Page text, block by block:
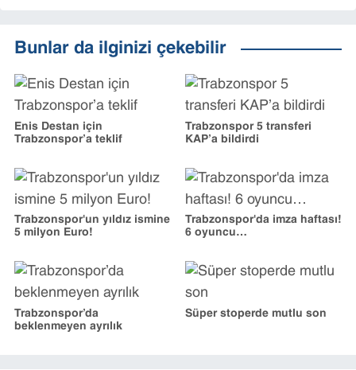
Bunlar da ilginizi çekebilir
Enis Destan için
Trabzonspor’a teklif
Trabzonspor 5 transferi
KAP’a bildirdi
Trabzonspor'un yıldız ismine
5 milyon Euro!
Trabzonspor'da imza haftası!
6 oyuncu…
Trabzonspor’da
beklenmeyen ayrılık
Süper stoperde mutlu son